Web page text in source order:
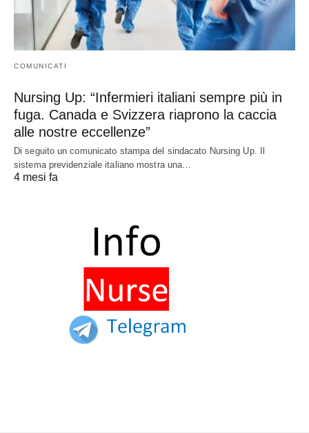
COMUNICATI
Nursing Up: “Infermieri italiani sempre più in
fuga. Canada e Svizzera riaprono la caccia
alle nostre eccellenze”
Di seguito un comunicato stampa del sindacato Nursing Up. Il
sistema previdenziale italiano mostra una…
4 mesi fa